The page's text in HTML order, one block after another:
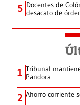
5 Docentes de
desacato de
1 Tribunal
Pandora
2 Ahorro corriente